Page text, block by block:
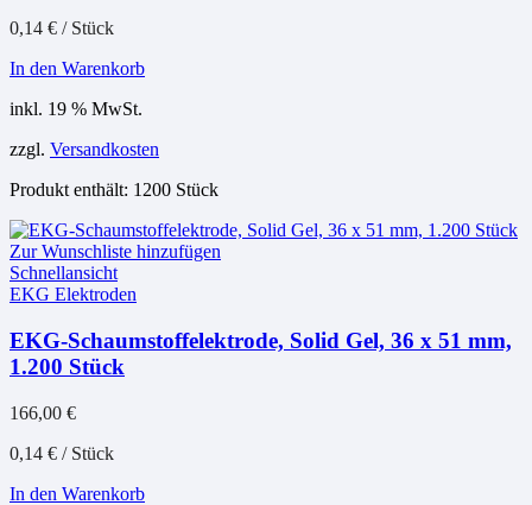
0,14 € / Stück
In den Warenkorb
inkl. 19 % MwSt.
zzgl. Versandkosten
Produkt enthält: 1200 Stück
Zur Wunschliste hinzufügen
Schnellansicht
EKG Elektroden
EKG-Schaumstoffelektrode, Solid Gel, 36 x 51 mm,
1.200 Stück
166,00 €
0,14 € / Stück
In den Warenkorb